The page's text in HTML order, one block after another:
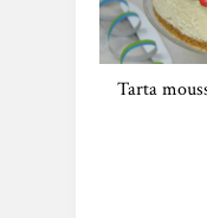
Tarta